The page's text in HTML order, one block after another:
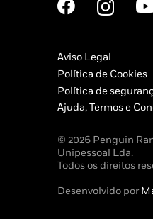
Aviso Legal
Política de Cookies
Política de
Ajuda, Termos e
© 2026 Penguin
Unipessoal Lda.
Todos os direitos
Desenvolvido por